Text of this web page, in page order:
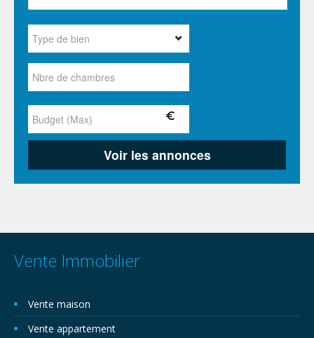
Vente Immobilier
Vente maison
Vente appartement